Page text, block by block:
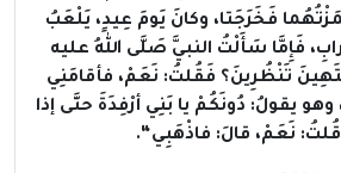
فَخَرَجَتا، وكانَ يَومَ عِيدٍ، يَلْعَبُ
فَإِمَّا سَأَلْتُ النبيَّ صَلَّى اللهُ عليه
تَنْظُرِينَ؟ فَقُلتُ: نَعَمْ، فأقامَنِي
يقولُ: دُونَكُمْ يا بَنِي أرْفِدَةَ حتَّى إذا
نَعَمْ، قالَ: فاذْهَبِي“.